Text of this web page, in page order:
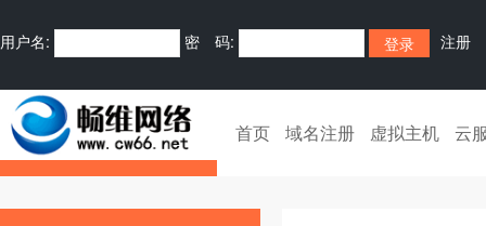
用户名: 密 码: 注册
首页 域名注册 虚拟主机 云